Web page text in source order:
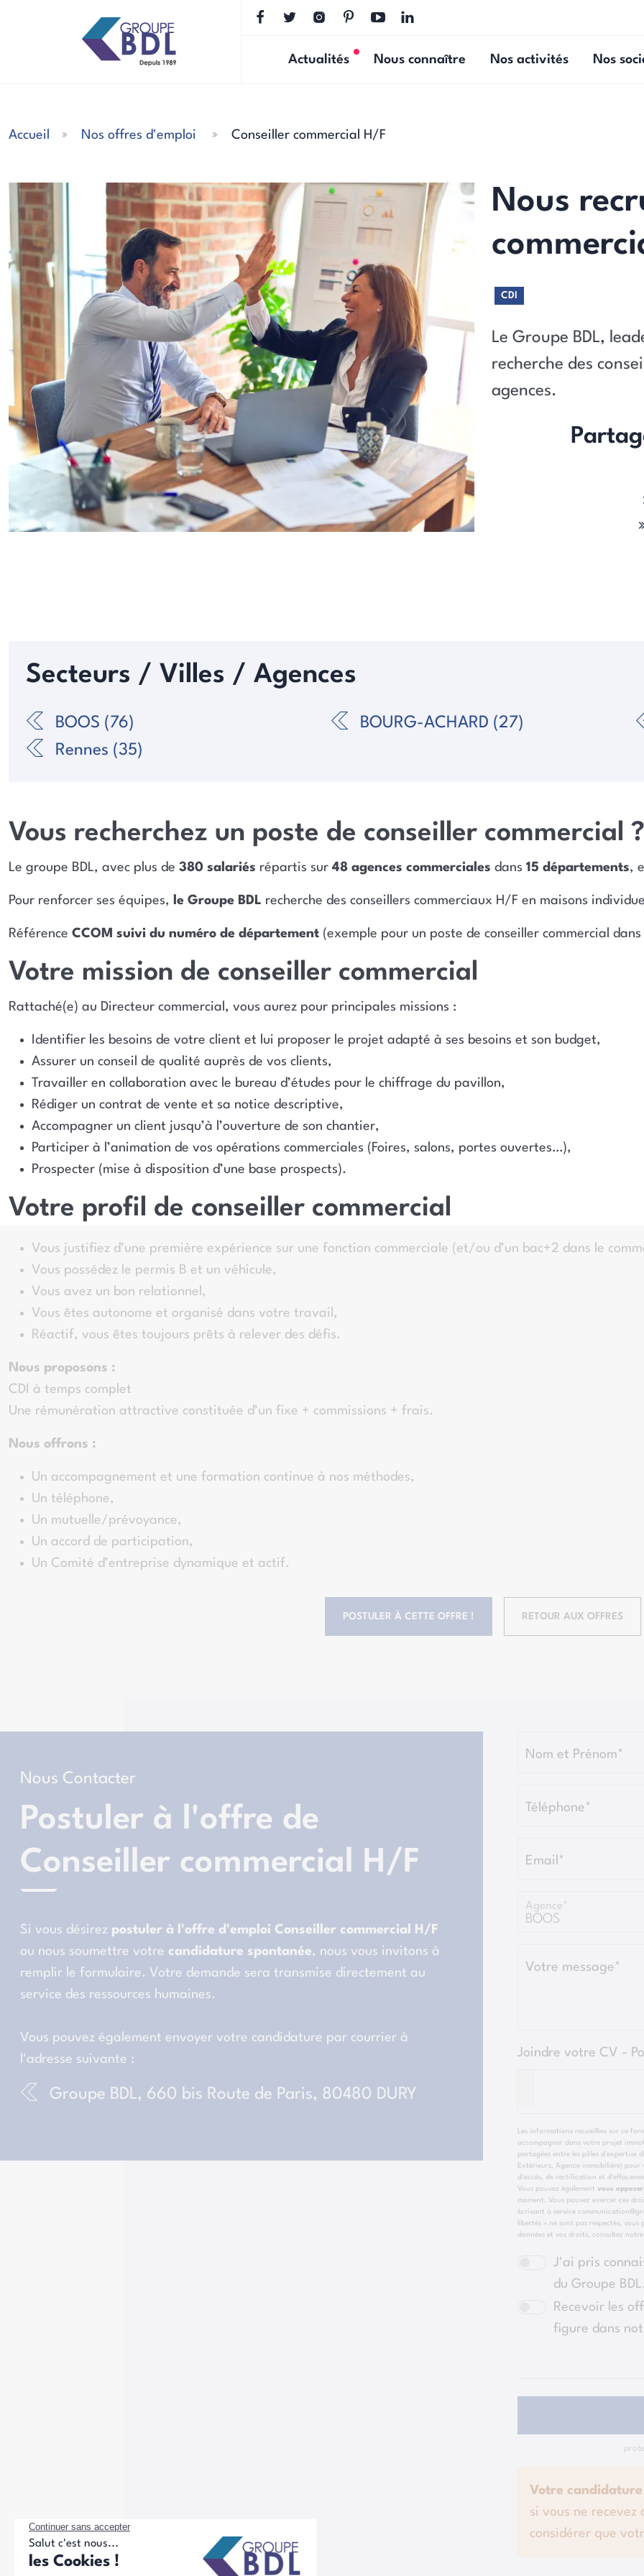
Actualités Nouvelles actualités
Nous connaître Nos activités Nos
Accueil Nos offres d'emploi Conseiller commercial H/F
Nous
CDI
Le Groupe BDL,
recherche des
agences.
Secteurs / Villes / Agences
BOOS (76) BOURG-ACHARD (27)
Rennes (35)
Vous recherchez un poste de conseiller commercial ?
Le groupe BDL, avec plus de 380 salariés répartis sur 48 agences commerciales dans 15 départements,
Pour renforcer ses équipes, le Groupe BDL recherche des conseillers commerciaux H/F en maisons
Référence CCOM suivi du numéro de département (exemple pour un poste de conseiller commercial
Votre mission de conseiller commercial
Rattaché(e) au Directeur commercial, vous aurez pour principales missions :
Identifier les besoins de votre client et lui proposer le projet adapté à ses besoins et son budget,
Assurer un conseil de qualité auprès de vos clients,
Travailler en collaboration avec le bureau d’études pour le chiffrage du pavillon,
Rédiger un contrat de vente et sa notice descriptive,
Accompagner un client jusqu’à l’ouverture de son chantier,
Participer à l’animation de vos opérations commerciales (Foires, salons, portes ouvertes…),
Prospecter (mise à disposition d’une base prospects).
Votre profil de conseiller commercial
Vous justifiez d’une première expérience sur une fonction commerciale (et/ou d’un bac+2 dans le
Vous possédez le permis B et un véhicule,
Vous avez un bon relationnel,
Vous êtes autonome et organisé dans votre travail,
Réactif, vous êtes toujours prêts à relever des défis.
Nous proposons :
CDI à temps complet
Une rémunération attractive constituée d’un fixe + commissions + frais.
Nous offrons :
Un accompagnement et une formation continue à nos méthodes,
Un téléphone,
Un mutuelle/prévoyance,
Un accord de participation,
Un Comité d’entreprise dynamique et actif.
POSTULER À CETTE OFFRE ! RETOUR AUX OFFRES
Nous Contacter
Postuler à l'offre de
Conseiller commercial H/F
Si vous désirez postuler à l'offre d'emploi Conseiller commercial H/F
ou nous soumettre votre candidature spontanée, nous vous invitons à
remplir le formulaire. Votre demande sera transmise directement au
service des ressources humaines.
Vous pouvez également envoyer votre candidature par courrier à
l'adresse suivante :
Groupe BDL, 660 bis Route de Paris, 80480 DURY
Nom et Prénom*
Téléphone*
Email*
Agence*
Votre message*
Joindre votre CV -
Les informations recueillies sur ce
accompagner dans votre projet
partagées entre les pôles d'expertise
Extérieurs, Agence immobilière)
d'accès, de rectification et
Vous pouvez également vous
moment. Vous pouvez exercer ces
écrivant à service
libertés » ne sont pas respectés,
données et vos droits, consultez notre
J'ai pris
du Groupe BDL.
Recevoir les
figure dans
Votre
si vous ne
considérer que